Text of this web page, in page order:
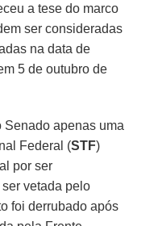
a tese do marco
ser consideradas
na data de
5 de outubro de
Senado apenas uma
Federal (STF)
por ser
vetada pelo
foi derrubado após